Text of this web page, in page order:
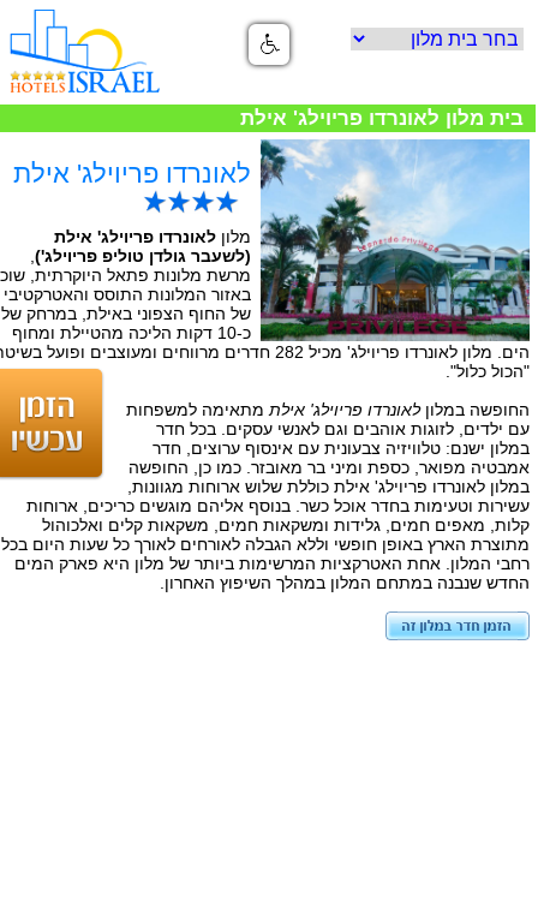
בית מלון לאונרדו פריוילג' אילת
לאונרדו פריוילג' אילת
מלוןלאונרדו פריוילג' אילת
(לשעבר גולדן טוליפ פריוילג'),
מרשת מלונות פתאל היוקרתית, שוכן
באזור המלונות התוסס והאטרקטיבי
של החוף הצפוני באילת, במרחק של
כ-10 דקות הליכה מהטיילת ומחוף
הים. מלון לאונרדו פריוילג' מכיל 282 חדרים מרווחים ומעוצבים ופועל בשיטת
"הכול כלול".
החופשה במלוןלאונרדו פריוילג' אילתמתאימה למשפחות
עם ילדים, לזוגות אוהבים וגם לאנשי עסקים. בכל חדר
במלון ישנם: טלוויזיה צבעונית עם אינסוף ערוצים, חדר
אמבטיה מפואר, כספת ומיני בר מאובזר. כמו כן, החופשה
במלון לאונרדו פריוילג' אילת כוללת שלוש ארוחות מגוונות,
עשירות וטעימות בחדר אוכל כשר. בנוסף אליהם מוגשים כריכים, ארוחות
קלות, מאפים חמים, גלידות ומשקאות חמים, משקאות קלים ואלכוהול
מתוצרת הארץ באופן חופשי וללא הגבלה לאורחים לאורך כל שעות היום בכל
רחבי המלון. אחת האטרקציות המרשימות ביותר של מלון היא פארק המים
החדש שנבנה במתחם המלון במהלך השיפוץ האחרון.